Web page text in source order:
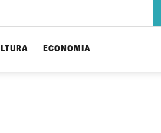
ECONOMIA